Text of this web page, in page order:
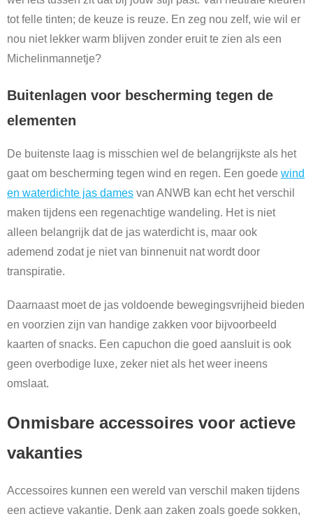
tot felle tinten; de keuze is reuze. En zeg nou zelf, wie wil er
nou niet lekker warm blijven zonder eruit te zien als een
Michelinmannetje?
Buitenlagen voor bescherming tegen de
elementen
De buitenste laag is misschien wel de belangrijkste als het
gaat om bescherming tegen wind en regen. Een goede wind
en waterdichte jas dames van ANWB kan echt het verschil
maken tijdens een regenachtige wandeling. Het is niet
alleen belangrijk dat de jas waterdicht is, maar ook
ademend zodat je niet van binnenuit nat wordt door
transpiratie.
Daarnaast moet de jas voldoende bewegingsvrijheid bieden
en voorzien zijn van handige zakken voor bijvoorbeeld
kaarten of snacks. Een capuchon die goed aansluit is ook
geen overbodige luxe, zeker niet als het weer ineens
omslaat.
Onmisbare accessoires voor actieve
vakanties
Accessoires kunnen een wereld van verschil maken tijdens
een actieve vakantie. Denk aan zaken zoals goede sokken,